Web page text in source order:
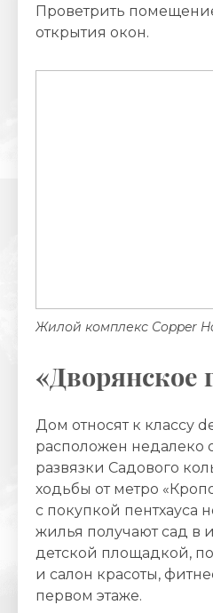
Проветрить
открытия окон.
Жилой комплекс Сopper
«Дворянское
Дом относят к классу
расположен недалеко
развязки Садового
ходьбы от метро
с покупкой пентхауса
жилья получают сад в
детской площадкой,
и салон красоты,
первом этаже.